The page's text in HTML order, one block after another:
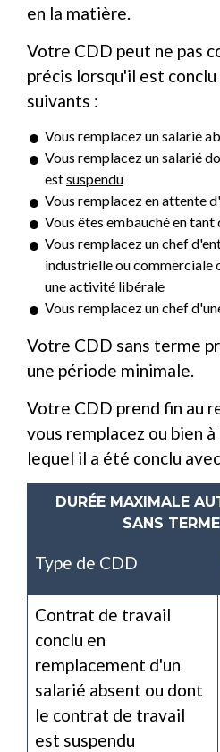
en la matière.
Votre CDD peut ne pas
précis lorsqu'il est conclu
suivants :
Vous remplacez un salarié
Vous remplacez un salarié
estsuspendu
Vous remplacez en attente
Vous êtes embauché en tant
Vous remplacez un chef
industrielle ou commerciale
une activité libérale
Vous remplacez un chef
Votre CDD sans terme
une période minimale.
Votre CDD prend fin au
vous remplacez ou bien
lequel il a été conclu
DURÉE MAXIMALE
SANS
Type de CDD
Contrat de travail
conclu en
remplacement d'un
salarié absent ou dont
le contrat de travail
est suspendu